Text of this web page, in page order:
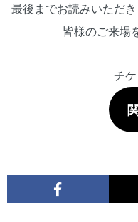
最後までお読みいただ
皆様のご来場
チ